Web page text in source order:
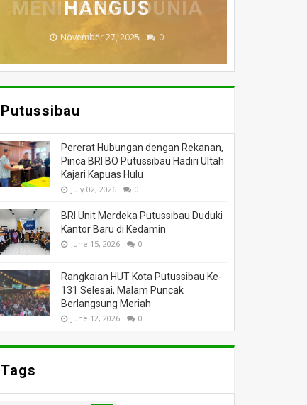
MENINGGAL DUNIA
July 05, 2026 0
HANGUS
November 27, 2025 0
BERI BANTUAN
March 26, 2025 0
DILALAP API
March 13, 2025 0
MASSA
February 18, 2025 0
Putussibau
Pererat Hubungan dengan Rekanan,
Pinca BRI BO Putussibau Hadiri Ultah
Kajari Kapuas Hulu
July 02, 2026 0
BRI Unit Merdeka Putussibau Duduki
Kantor Baru di Kedamin
June 15, 2026 0
Rangkaian HUT Kota Putussibau Ke-
131 Selesai, Malam Puncak
Berlangsung Meriah
June 12, 2026 0
Tags